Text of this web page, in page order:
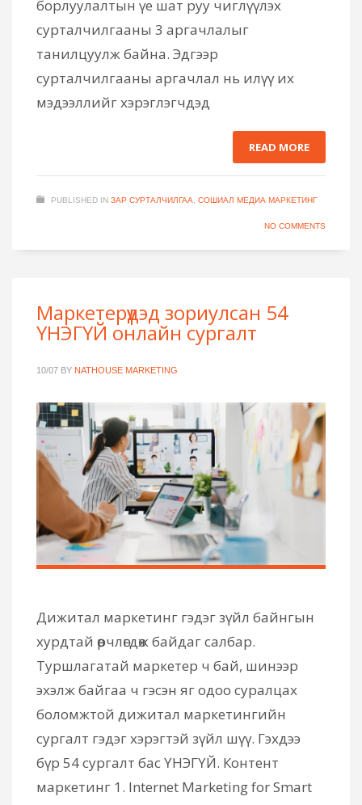
борлуулалтын үе шат руу чиглүүлэх
сурталчилгааны 3 аргачлалыг
танилцуулж байна. Эдгээр
сурталчилгааны аргачлал нь илүү их
мэдээллийг хэрэглэгчдэд
READ MORE
PUBLISHED IN ЗАР СУРТАЛЧИЛГАА СОШИАЛ МЕДИА МАРКЕТИНГ
NO COMMENTS
Маркетерүүдэд зориулсан 54
ҮНЭГҮЙ онлайн сургалт
10/07 BY NATHOUSE MARKETING
Дижитал маркетинг гэдэг зүйл байнгын
хурдтай өөрчлөгдөж байдаг салбар.
Туршлагатай маркетер ч бай, шинээр
эхэлж байгаа ч гэсэн яг одоо суралцах
боломжтой дижитал маркетингийн
сургалт гэдэг хэрэгтэй зүйл шүү. Гэхдээ
бүр 54 сургалт бас ҮНЭГҮЙ. Контент
маркетинг 1. Internet Marketing for Smart